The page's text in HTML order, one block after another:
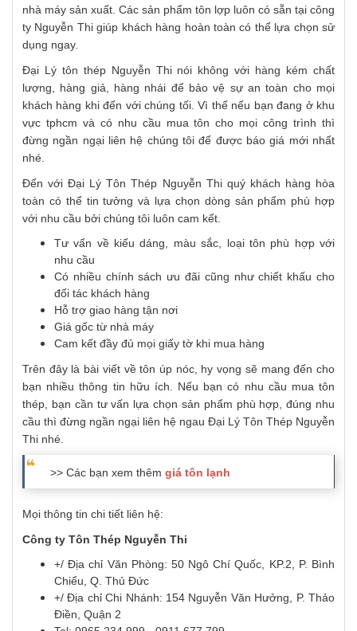
nhà máy sản xuất. Các sản phẩm tôn lợp luôn có sẵn tại công
ty Nguyễn Thi giúp khách hàng hoàn toàn có thể lựa chọn sử
dụng ngay.
Đại Lý tôn thép Nguyễn Thi nói không với hàng kém chất
lượng, hàng giả, hàng nhái để bảo vệ sự an toàn cho mọi
khách hàng khi đến với chúng tối. Vì thế nếu bạn đang ở khu
vực tphcm và có nhu cầu mua tôn cho mọi công trình thì
đừng ngần ngại liên hệ chúng tôi để được báo giá mới nhất
nhé.
Đến với Đại Lý Tôn Thép Nguyễn Thi quý khách hàng hòa
toàn có thể tin tưởng và lựa chọn dòng sản phẩm phù hợp
với nhu cầu bởi chúng tôi luôn cam kết.
Tư vấn về kiểu dáng, màu sắc, loại tôn phù hợp với
nhu cầu
Có nhiều chính sách ưu đãi cũng như chiết khấu cho
đối tác khách hàng
Hỗ trợ giao hàng tận nơi
Giá gốc từ nhà máy
Cam kết đầy đủ mọi giấy tờ khi mua hàng
Trên đây là bài viết về tôn úp nóc, hy vọng sẽ mang đến cho
bạn nhiều thông tin hữu ích. Nếu bạn có nhu cầu mua tôn
thép, bạn cần tư vấn lựa chọn sản phẩm phù hợp, đúng nhu
cầu thì đừng ngần ngại liên hệ ngau Đại Lý Tôn Thép Nguyễn
Thi nhé.
>> Các bạn xem thêm giá tôn lạnh
Mọi thông tin chi tiết liên hệ:
Công ty Tôn Thép Nguyễn Thi
+/ Địa chỉ Văn Phòng: 50 Ngô Chí Quốc, KP.2, P. Bình
Chiểu, Q. Thủ Đức
+/ Địa chỉ Chi Nhánh: 154 Nguyễn Văn Hưởng, P. Thảo
Điền, Quận 2